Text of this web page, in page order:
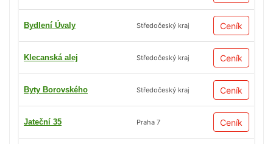
Bydlení Úvaly Středočeský kraj Ceník
Klecanská alej Středočeský kraj Ceník
Byty Borovského Středočeský kraj Ceník
Jateční 35 Praha 7 Ceník